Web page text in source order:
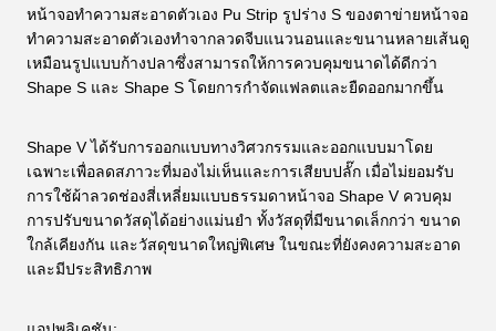
หน้าจอทำความสะอาดตัวเอง Pu Strip รูปร่าง S ของตาข่ายหน้าจอ
ทำความสะอาดตัวเองทำจากลวดจีบแนวนอนและขนานหลายเส้นดู
เหมือนรูปแบบก้างปลาซึ่งสามารถให้การควบคุมขนาดได้ดีกว่า
Shape S และ Shape S โดยการกำจัดแฟลตและยืดออกมากขึ้น
Shape V ได้รับการออกแบบทางวิศวกรรมและออกแบบมาโดย
เฉพาะเพื่อลดสภาวะที่มองไม่เห็นและการเสียบปลั๊ก เมื่อไม่ยอมรับ
การใช้ผ้าลวดช่องสี่เหลี่ยมแบบธรรมดาหน้าจอ Shape V ควบคุม
การปรับขนาดวัสดุได้อย่างแม่นยำ ทั้งวัสดุที่มีขนาดเล็กกว่า ขนาด
ใกล้เคียงกัน และวัสดุขนาดใหญ่พิเศษ ในขณะที่ยังคงความสะอาด
และมีประสิทธิภาพ